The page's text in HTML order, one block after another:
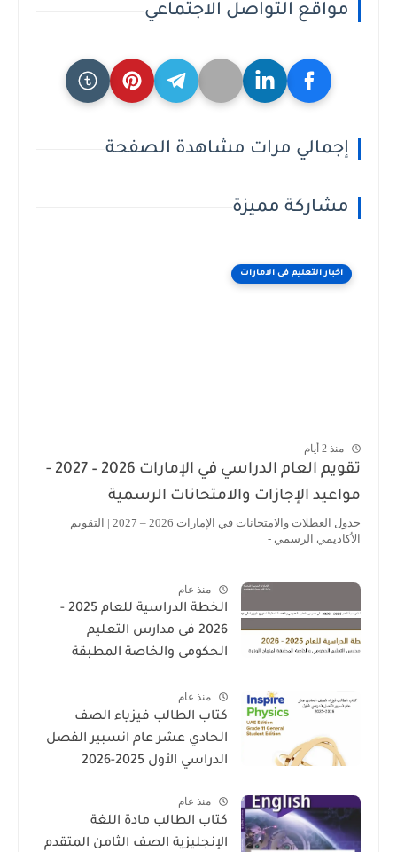
مواقع التواصل الاجتماعي
إجمالي مرات مشاهدة الصفحة
مشاركة مميزة
اخبار التعليم فى الامارات
منذ 2 أيام
تقويم العام الدراسي في الإمارات 2026 – 2027 -
مواعيد الإجازات والامتحانات الرسمية
جدول العطلات والامتحانات في الإمارات 2026 – 2027 | التقويم
الأكاديمي الرسمي -
منذ عام
الخطة الدراسية للعام 2025 -
2026 فى مدارس التعليم
الحكومى والخاصة المطبقة
منذ عام
كتاب الطالب فيزياء الصف
الحادي عشر عام انسبير الفصل
الدراسي الأول 2025-2026
منذ عام
كتاب الطالب مادة اللغة
الإنجليزية الصف الثامن المتقدم